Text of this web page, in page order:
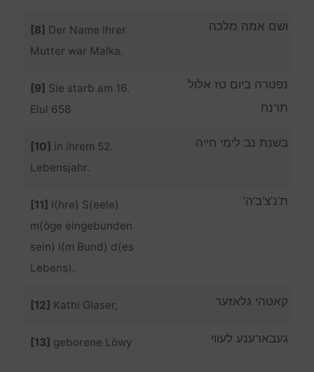
[8] Der Name ihrer
Mutter war Malka.
ושם אמה מלכה
[9] Sie starb am 16.
Elul 658
נפטרה ביום טז אלול
תרנח
[10] in ihrem 52.
Lebensjahr.
בשנת נב לימי חייה
[11] I(hre) S(eele)
m(öge eingebunden
sein) i(m Bund) d(es
Lebens).
ת’נ’צ’ב’ה’
[12] Kathi Glaser, קאטהי גלאזער
[13] geborene Löwy געבארענע לעווי